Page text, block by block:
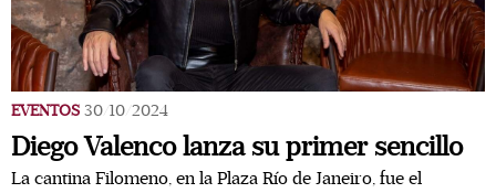
EVENTOS 30/10/2024
Diego Valenco lanza su primer sencillo
La cantina Filomeno, en la Plaza Río de Janeiro, fue el